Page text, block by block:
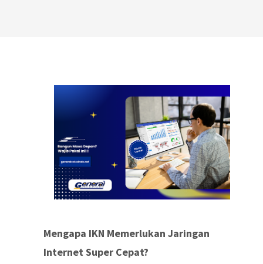
Mengapa IKN Memerlukan Jaringan
Internet Super Cepat?